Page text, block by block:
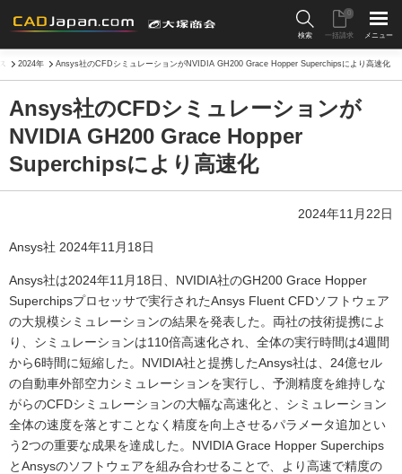
検索 一括請求
0
メニュー
2024年 Ansys社のCFDシミュレーションがNVIDIA GH200 Grace Hopper Superchipsにより高速化
Ansys社のCFDシミュレーションが
NVIDIA GH200 Grace Hopper
Superchipsにより高速化
2024年11月22日
Ansys社 2024年11月18日
Ansys社は2024年11月18日、NVIDIA社のGH200 Grace Hopper
Superchipsプロセッサで実行されたAnsys Fluent CFDソフトウェア
の大規模シミュレーションの結果を発表した。両社の技術提携によ
り、シミュレーションは110倍高速化され、全体の実行時間は4週間
から6時間に短縮した。NVIDIA社と提携したAnsys社は、24億セル
の自動車外部空力シミュレーションを実行し、予測精度を維持しな
がらのCFDシミュレーションの大幅な高速化と、シミュレーション
全体の速度を落とすことなく精度を向上させるパラメータ追加とい
う2つの重要な成果を達成した。NVIDIA Grace Hopper Superchips
とAnsysのソフトウェアを組み合わせることで、より高速で精度の